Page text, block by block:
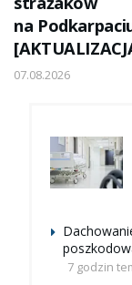
na
07.08.2026
7 godzin